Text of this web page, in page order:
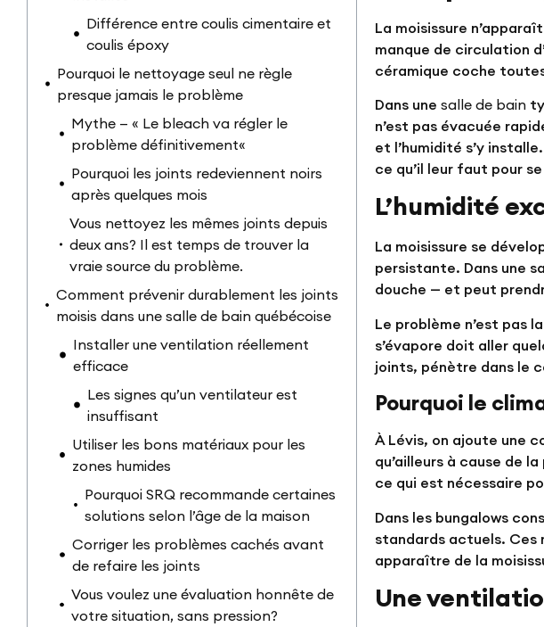
Différence entre coulis cimentaire et
coulis époxy
Pourquoi le nettoyage seul ne règle
presque jamais le problème
Mythe — « Le bleach va régler le
problème définitivement«
Pourquoi les joints redeviennent noirs
après quelques mois
Vous nettoyez les mêmes joints depuis
deux ans? Il est temps de trouver la
vraie source du problème.
Comment prévenir durablement les joints
moisis dans une salle de bain québécoise
Installer une ventilation réellement
efficace
Les signes qu’un ventilateur est
insuffisant
Utiliser les bons matériaux pour les
zones humides
Pourquoi SRQ recommande certaines
solutions selon l’âge de la maison
Corriger les problèmes cachés avant
de refaire les joints
Vous voulez une évaluation honnête de
votre situation, sans pression?
La moisissure
manque de circulation
céramique coche
Dans unesalle de bain
n’est pas évacuée
et l’humidité s’y
ce qu’il leur faut pour
L’humidité
La moisissure se
persistante. Dans une
douche — et peut
Le problème n’est pas
s’évapore doit aller
joints, pénètre dans le
Pourquoi le
À Lévis, on ajoute une
qu’ailleurs à cause de
ce qui est nécessaire
Dans les bungalows
standards actuels. Ces
apparaître de la
Une